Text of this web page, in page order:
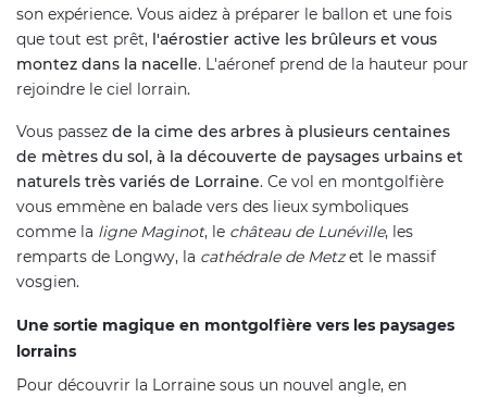
son expérience. Vous aidez à préparer le ballon et une fois
que tout est prêt, l'aérostier active les brûleurs et vous
montez dans la nacelle. L'aéronef prend de la hauteur pour
rejoindre le ciel lorrain.
Vous passez de la cime des arbres à plusieurs centaines
de mètres du sol, à la découverte de paysages urbains et
naturels très variés de Lorraine. Ce vol en montgolfière
vous emmène en balade vers des lieux symboliques
comme la ligne Maginot, le château de Lunéville, les
remparts de Longwy, la cathédrale de Metzet le massif
vosgien.
Une sortie magique en montgolfière vers les paysages
lorrains
Pour découvrir la Lorraine sous un nouvel angle, en